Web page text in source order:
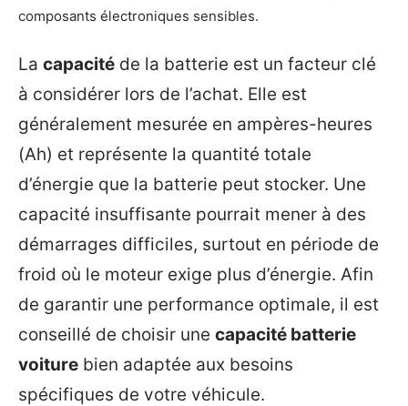
composants électroniques sensibles.
La capacité de la batterie est un facteur clé
à considérer lors de l’achat. Elle est
généralement mesurée en ampères-heures
(Ah) et représente la quantité totale
d’énergie que la batterie peut stocker. Une
capacité insuffisante pourrait mener à des
démarrages difficiles, surtout en période de
froid où le moteur exige plus d’énergie. Afin
de garantir une performance optimale, il est
conseillé de choisir une capacité batterie
voiture bien adaptée aux besoins
spécifiques de votre véhicule.